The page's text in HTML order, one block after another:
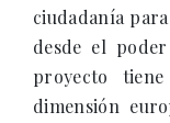
ciudadanía
desde el
proyecto
dimensión